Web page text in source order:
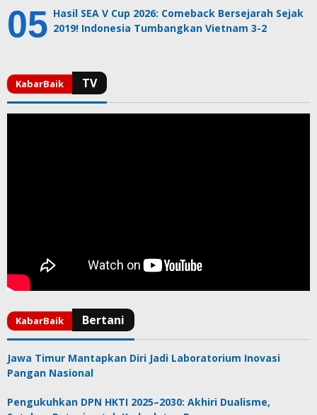
Hasil SEA V Cup 2026: Comeback Bersejarah Sejak
2019! Indonesia Tumbangkan Vietnam 3-2
Jawa Timur Mantapkan Diri Jadi Laboratorium Inovasi
Pangan Nasional
Pengukuhkan DPN HKTI 2025–2030: Akhiri Dualisme,